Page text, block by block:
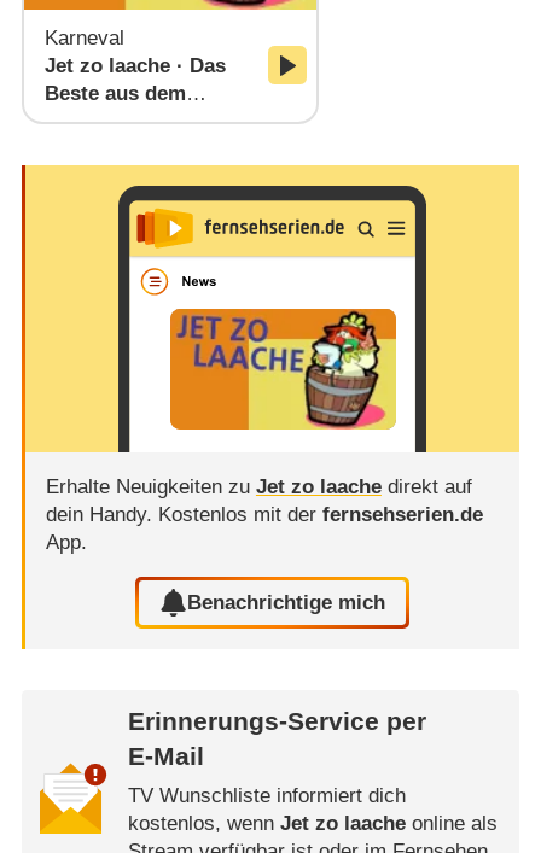
Karneval
Jet zo laache · Das
Beste aus dem
rheinisch-
Erhalte Neuigkeiten zu Jet zo laachedirekt auf
dein Handy. Kostenlos mit der fernsehserien.de
App.
Benachrichtige mich
Erinnerungs-Service per
E-Mail
TV Wunschliste informiert dich
kostenlos, wenn Jet zo laacheonline als